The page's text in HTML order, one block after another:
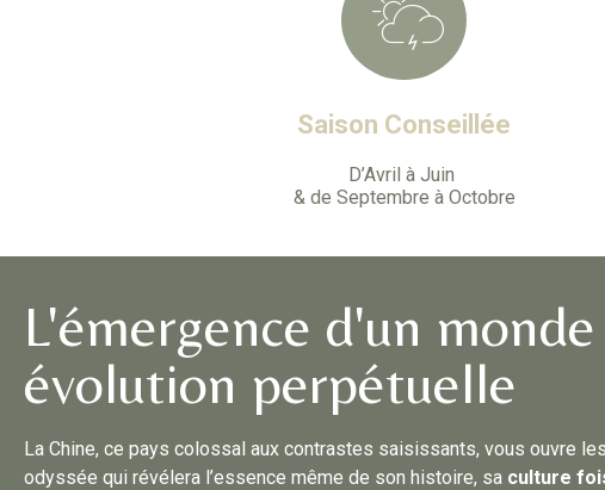
Saison Conseillée
D’Avril à Juin
& de Septembre à Octobre
L'émergence d'un
évolution perpétuelle
La Chine, ce pays colossal aux contrastes saisissants, vous ouvre
odyssée qui révélera l’essence même de son histoire, sa culture